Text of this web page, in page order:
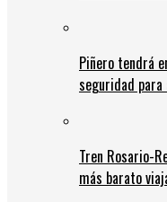
Piñero tendrá
seguridad
Tren Rosario-
más barato